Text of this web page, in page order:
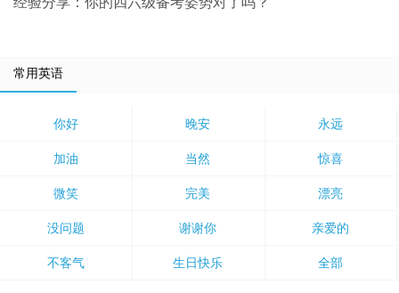
常用英语
你好 晚安 永远
加油 当然 惊喜
微笑 完美 漂亮
没问题 谢谢你 亲爱的
不客气 生日快乐 全部